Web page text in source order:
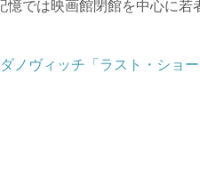
憶では映画館閉館を中心に若